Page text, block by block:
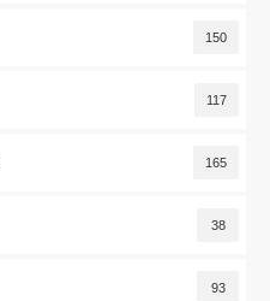
150
117
165
38
93